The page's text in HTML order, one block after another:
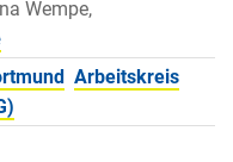
Wempe,
Arbeitskreis